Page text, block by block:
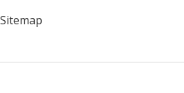
Sitemap